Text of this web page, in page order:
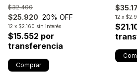
$25.920
$32.400
20% OFF
12 x $2.160 sin interés
$15.552 por
transferencia
12 x